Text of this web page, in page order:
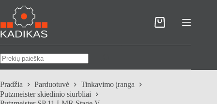
content
Pirkinių
results
Pradžia Parduotuvė
Tinkavimo įranga
Putzmeister skiedinio siurbliai